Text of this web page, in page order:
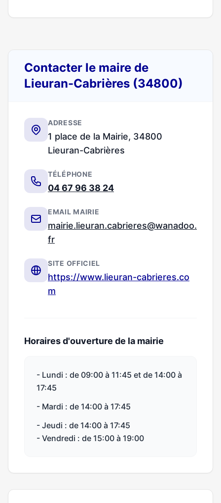
Contacter le maire de
Lieuran-Cabrières (34800)
ADRESSE
1 place de la Mairie, 34800
Lieuran-Cabrières
TÉLÉPHONE
04 67 96 38 24
EMAIL MAIRIE
mairie.lieuran.cabrieres@wanadoo.
fr
SITE OFFICIEL
https://www.lieuran-cabrieres.co
m
Horaires d'ouverture de la mairie
- Lundi : de 09:00 à 11:45 et de 14:00 à
17:45
- Mardi : de 14:00 à 17:45
- Jeudi : de 14:00 à 17:45
- Vendredi : de 15:00 à 19:00